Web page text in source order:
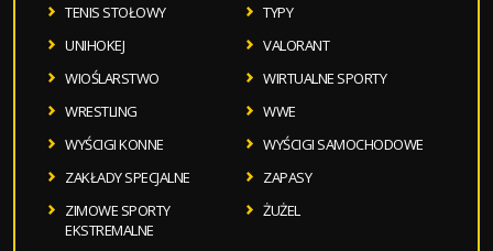
TENIS STOŁOWY
TYPY
UNIHOKEJ
VALORANT
WIOŚLARSTWO
WIRTUALNE SPORTY
WRESTLING
WWE
WYŚCIGI KONNE
WYŚCIGI SAMOCHODOWE
ZAKŁADY SPECJALNE
ZAPASY
ZIMOWE SPORTY
EKSTREMALNE
ŻUŻEL